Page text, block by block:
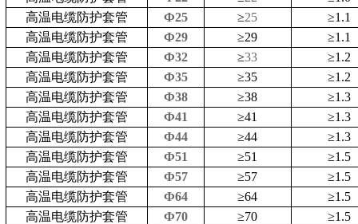
高温电缆防护套管
Ф25 ≥25 ≥1.1
高温电缆防护套管
Ф29 ≥29 ≥1.1
高温电缆防护套管
Ф32 ≥33 ≥1.2
高温电缆防护套管
Ф35 ≥35 ≥1.2
高温电缆防护套管
Ф38 ≥38 ≥1.3
高温电缆防护套管
Ф41 ≥41 ≥1.3
高温电缆防护套管
Ф44 ≥44 ≥1.3
高温电缆防护套管
Ф51 ≥51 ≥1.5
高温电缆防护套管
Ф57 ≥57 ≥1.5
高温电缆防护套管
Ф64 ≥64 ≥1.5
高温电缆防护套管
Ф70 ≥70 ≥1.5